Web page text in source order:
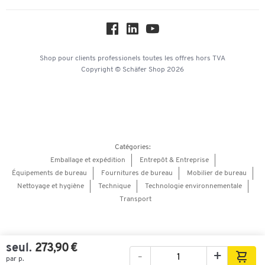
seul. 273,90 €
par p. - +
Shop pour clients professionels toutes les offres hors TVA
Copyright © Schäfer Shop 2026
Catégories:
Emballage et expédition
Entrepôt & Entreprise
Équipements de bureau
Fournitures de bureau
Mobilier de bureau
Nettoyage et hygiène
Technique
Technologie environnementale
Transport